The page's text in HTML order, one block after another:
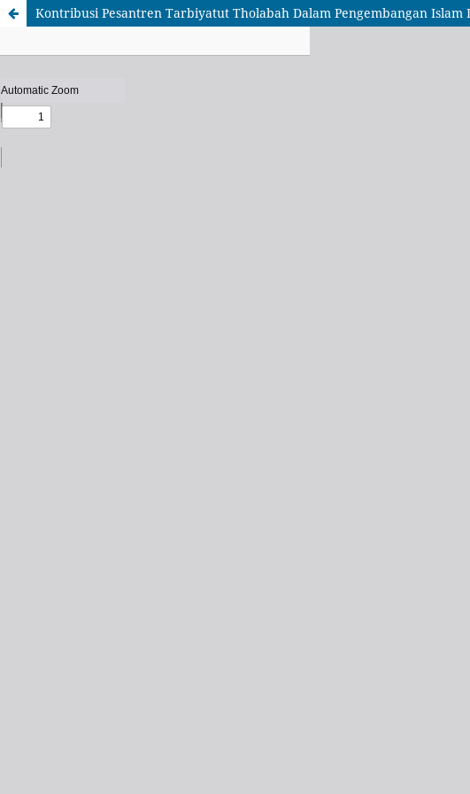
Kontribusi Pesantren Tarbiyatut Tholabah Dalam Pengembangan Islam